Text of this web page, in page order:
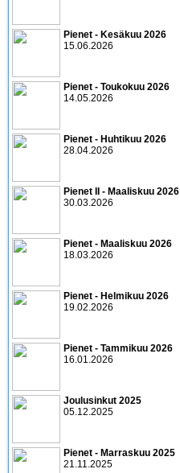
Pienet - Kesäkuu 2026
15.06.2026
Pienet - Toukokuu 2026
14.05.2026
Pienet - Huhtikuu 2026
28.04.2026
Pienet II - Maaliskuu 2026
30.03.2026
Pienet - Maaliskuu 2026
18.03.2026
Pienet - Helmikuu 2026
19.02.2026
Pienet - Tammikuu 2026
16.01.2026
Joulusinkut 2025
05.12.2025
Pienet - Marraskuu 2025
21.11.2025